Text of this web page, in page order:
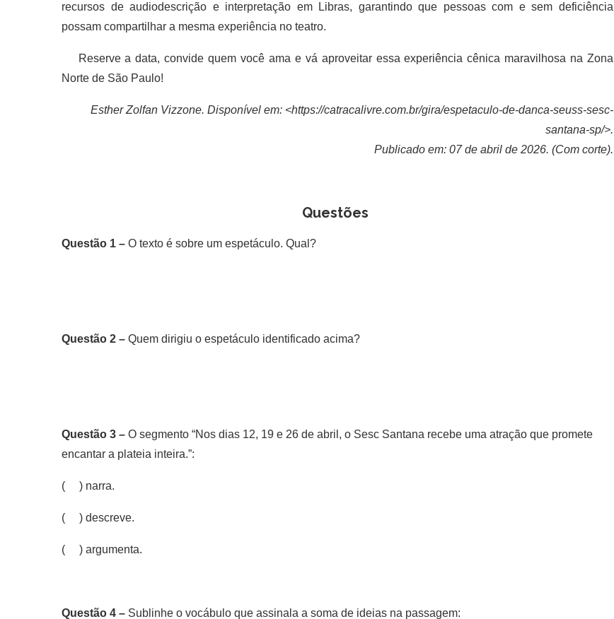
recursos de audiodescrição e interpretação em Libras, garantindo que pessoas com e sem deficiência
possam compartilhar a mesma experiência no teatro.
Reserve a data, convide quem você ama e vá aproveitar essa experiência cênica maravilhosa na Zona
Norte de São Paulo!
Esther Zolfan Vizzone. Disponível em: <https://catracalivre.com.br/gira/espetaculo-de-danca-seuss-sesc-
santana-sp/>.
Publicado em: 07 de abril de 2026. (Com corte).
Questões
Questão 1 – O texto é sobre um espetáculo. Qual?
Questão 2 – Quem dirigiu o espetáculo identificado acima?
Questão 3 – O segmento “Nos dias 12, 19 e 26 de abril, o Sesc Santana recebe uma atração que promete
encantar a plateia inteira.”:
( ) narra.
( ) descreve.
( ) argumenta.
Questão 4 – Sublinhe o vocábulo que assinala a soma de ideias na passagem: